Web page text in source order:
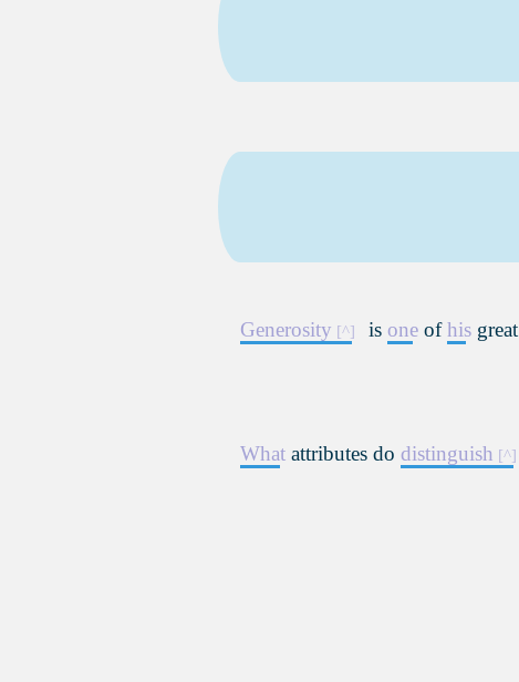
Generosity is one ofhis great
What attributes do distinguish